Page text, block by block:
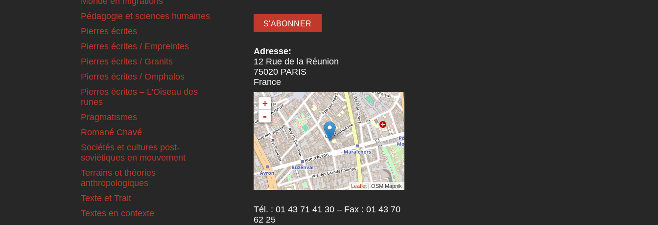
Pédagogie et sciences humaines
Pierres écrites
Pierres écrites / Empreintes
Pierres écrites / Granits
Pierres écrites / Omphalos
Pierres écrites – L'Oiseau des
runes
Pragmatismes
Romané Chavé
Sociétés et cultures post-
soviétiques en mouvement
Terrains et théories
anthropologiques
Texte et Trait
Textes en contexte
Adresse:
12 Rue de la Réunion
75020 PARIS
France
+
-
Leaflet | OSM Mapnik
Tél. : 01 43 71 41 30 – Fax : 01 43 70
62 25